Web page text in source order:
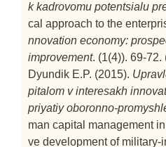
k kadrovomu potentsialu
cal approach to the
nnovation economy:
improvement. (1(4)). 69-72.
Dyundik E.P. (2015).
pitalom v interesakh
priyatiy oboronno-
man capital management
ve development of